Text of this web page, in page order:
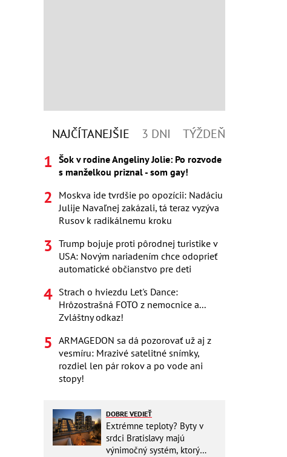
NAJČÍTANEJŠIE 3 DNI TÝŽDEŇ
Šok v rodine Angeliny Jolie: Po rozvode
s manželkou priznal - som gay!
Moskva ide tvrdšie po opozícii: Nadáciu
Julije Navaľnej zakázali, tá teraz vyzýva
Rusov k radikálnemu kroku
Trump bojuje proti pôrodnej turistike v
USA: Novým nariadením chce odoprieť
automatické občianstvo pre deti
Strach o hviezdu Let's Dance:
Hrôzostrašná FOTO z nemocnice a...
Zvláštny odkaz!
ARMAGEDON sa dá pozorovať už aj z
vesmíru: Mrazivé satelitné snímky,
rozdiel len pár rokov a po vode ani
stopy!
DOBRE VEDIEŤ
Extrémne teploty? Byty v
srdci Bratislavy majú
výnimočný systém, ktorý